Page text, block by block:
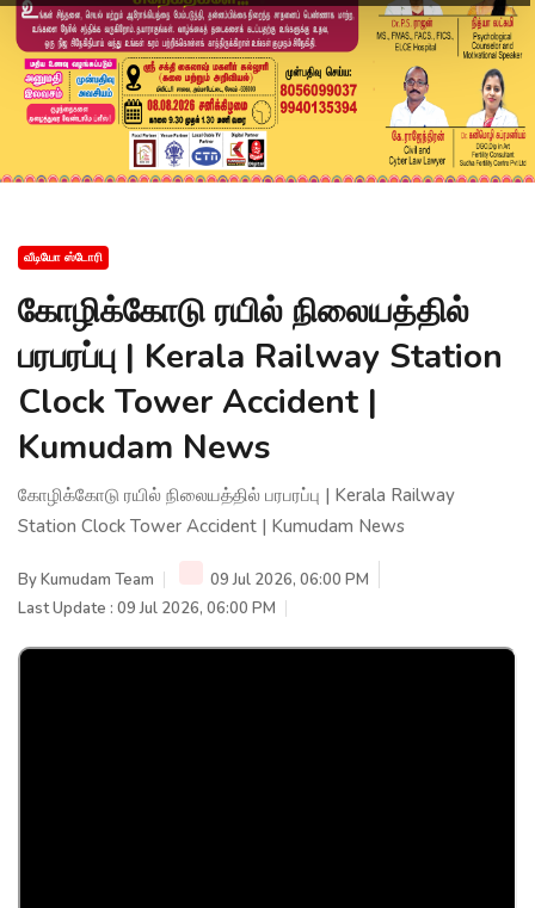
வீடியோ ஸ்டோரி
கோழிக்கோடு ரயில் நிலையத்தில்
பரபரப்பு | Kerala Railway Station
Clock Tower Accident |
Kumudam News
கோழிக்கோடு ரயில் நிலையத்தில் பரபரப்பு | Kerala Railway
Station Clock Tower Accident | Kumudam News
ByKumudam Team
09 Jul 2026, 06:00 PM
Last Update : 09 Jul 2026, 06:00 PM